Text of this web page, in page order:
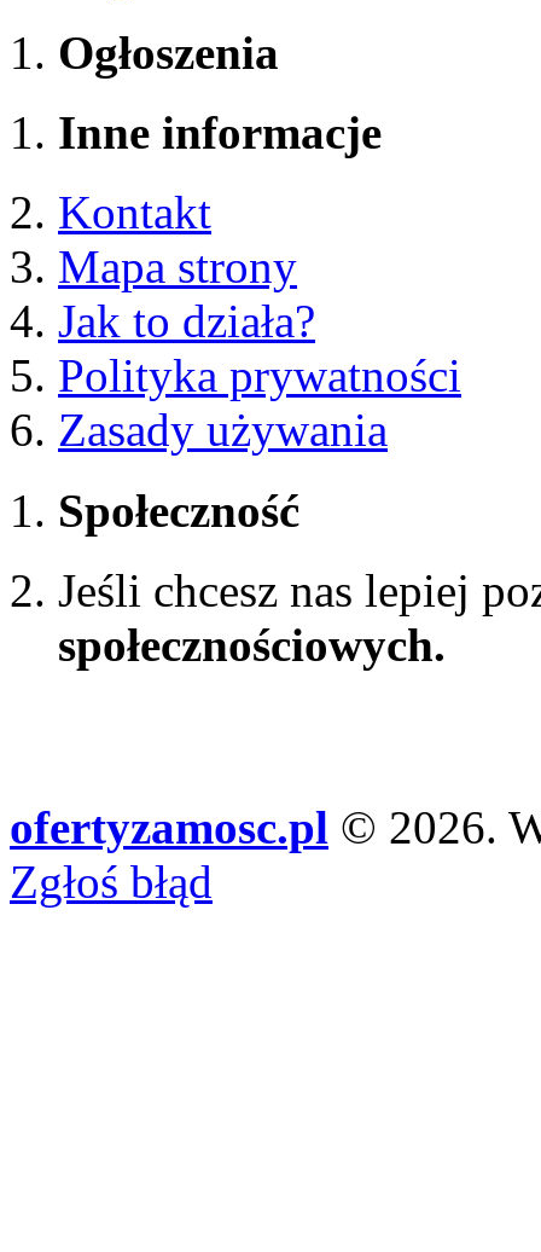
Ogłoszenia
Inne informacje
Kontakt
Mapa strony
Jak to działa?
Polityka prywatności
Zasady używania
Społeczność
Jeśli chcesz nas lepiej
społecznościowych.
ofertyzamosc.pl © 2026.
Zgłoś błąd